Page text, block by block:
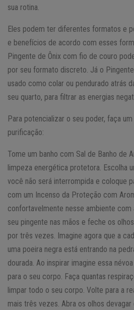
sua rotina.
Eles podem ter diferentes formatos e
e benefícios de acordo com esses
Pingente de Ônix com fio de couro
por seu formato discreto. Já o
usado como colar ou pendurado atrás
seu quarto, para filtrar as energias
Para potencializar o seu poder, faça
purificação:
Tome um banho com Sal de Banho de
limpeza energética protetora. Escolha
você não será interrompida e coloque
com um Incenso da Proteção com
confortavelmente nesse ambiente com
seu pingente nas mãos e feche os
por três vezes. Imagine agora que a
uma poeira negra está entrando na
dourada. Ao inspirar imagine essa
para o seu corpo. Faça quantas
limpar todo o seu corpo. Volte para a
mais três vezes. Abra os olhos devagar